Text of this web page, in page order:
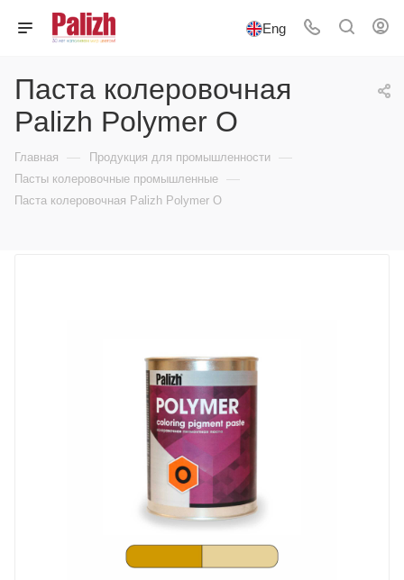
Eng
Паста колеровочная
Palizh Polymer O
Главная — Продукция для промышленности —
Пасты колеровочные промышленные —
Паста колеровочная Palizh Polymer O